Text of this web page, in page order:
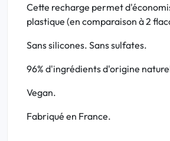
Cette recharge permet
plastique (en comparaison à 2
Sans silicones. Sans sulfates.
96% d'ingrédients d'origine
Vegan.
Fabriqué en France.